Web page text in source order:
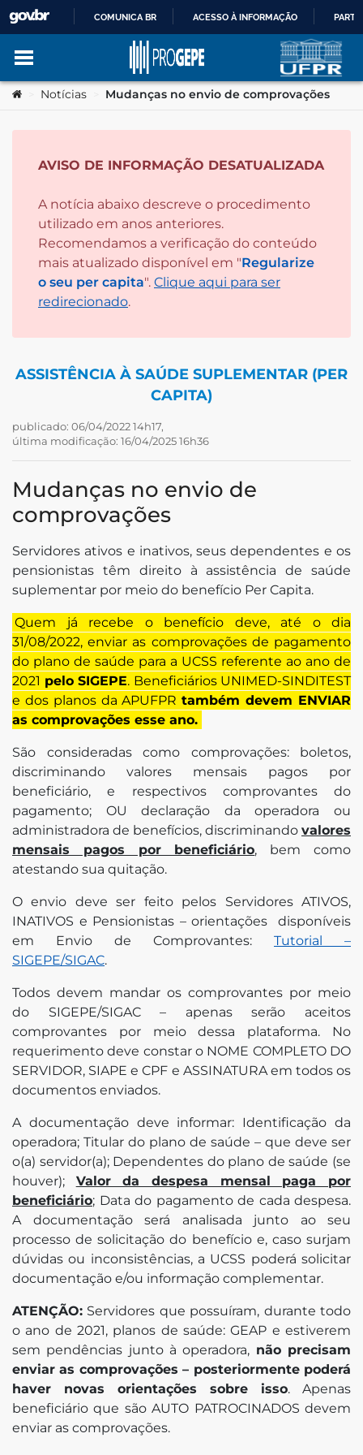
Ir para o conteúdo
IR
PARA
COMUNICA BR ACESSO À INFORMAÇÃO
portal
Você está aqui:
Notícias Mudanças no envio de comprovações
AVISO DE INFORMAÇÃO DESATUALIZADA
A notícia abaixo descreve o procedimento
utilizado em anos anteriores.
Recomendamos a verificação do conteúdo
mais atualizado disponível em "Regularize
o seu per capita". Clique aqui para ser
redirecionado.
ASSISTÊNCIA À SAÚDE SUPLEMENTAR (PER
CAPITA)
Mudanças no envio de
comprovações
publicado: 06/04/2022 14h17,
última modificação: 16/04/2025 16h36
Servidores ativos e inativos, seus dependentes e os
pensionistas têm direito à assistência de saúde
suplementar por meio do benefício Per Capita.
Quem já recebe o benefício deve, até o dia
31/08/2022, enviar as comprovações de pagamento
do plano de saúde para a UCSS referente ao ano de
2021 pelo SIGEPE. Beneficiários UNIMED-SINDITEST
e dos planos da APUFPRtambém devem ENVIAR
as comprovações esse ano.
São consideradas como comprovações: boletos,
discriminando valores mensais pagos por
beneficiário, e respectivos comprovantes do
pagamento; OU declaração da operadora ou
administradora de benefícios, discriminando valores
mensais pagos por beneficiário, bem como
atestando sua quitação.
O envio deve ser feito pelos Servidores ATIVOS,
INATIVOS e Pensionistas – orientações disponíveis
em Envio de Comprovantes: Tutorial –
SIGEPE/SIGAC.
Todos devem mandar os comprovantes por meio
do SIGEPE/SIGAC – apenas serão aceitos
comprovantes por meio dessa plataforma. No
requerimento deve constar o NOME COMPLETO DO
SERVIDOR, SIAPE e CPF e ASSINATURA em todos os
documentos enviados.
A documentação deve informar: Identificação da
operadora; Titular do plano de saúde – que deve ser
o(a) servidor(a); Dependentes do plano de saúde (se
houver); Valor da despesa mensal paga por
beneficiário; Data do pagamento de cada despesa.
A documentação será analisada junto ao seu
processo de solicitação do benefício e, caso surjam
dúvidas ou inconsistências, a UCSS poderá solicitar
documentação e/ou informação complementar.
ATENÇÃO: Servidores que possuíram, durante todo
o ano de 2021, planos de saúde: GEAP e estiverem
sem pendências junto à operadora, não precisam
enviar as comprovações – posteriormente poderá
haver novas orientações sobre isso. Apenas
beneficiário que são AUTO PATROCINADOS devem
enviar as comprovações.